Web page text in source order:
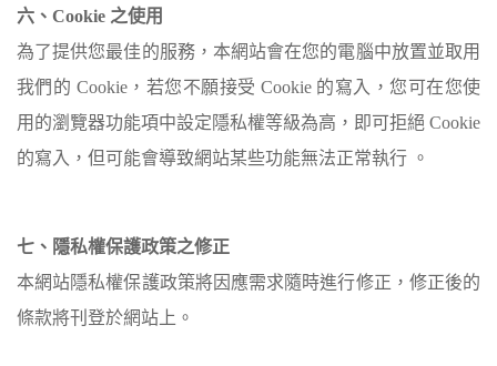
六、Cookie 之使用
為了提供您最佳的服務，本網站會在您的電腦中放置並取用
我們的 Cookie，若您不願接受 Cookie 的寫入，您可在您使
用的瀏覽器功能項中設定隱私權等級為高，即可拒絕 Cookie
的寫入，但可能會導致網站某些功能無法正常執行 。
七、隱私權保護政策之修正
本網站隱私權保護政策將因應需求隨時進行修正，修正後的
條款將刊登於網站上。